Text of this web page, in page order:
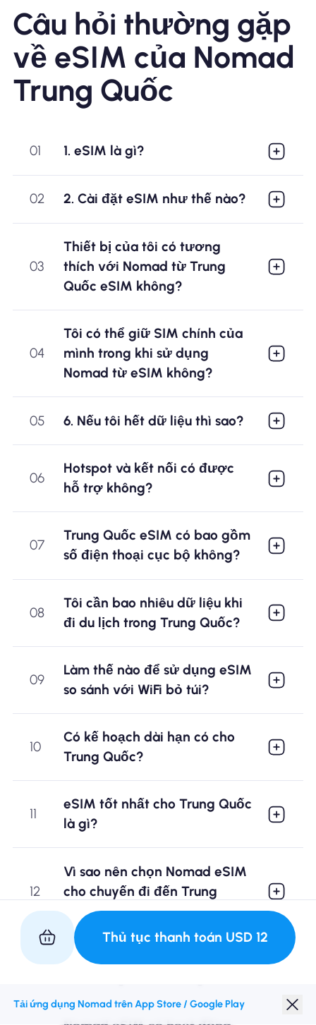
Câu hỏi thường gặp
về eSIM của Nomad
Trung Quốc
01 1. eSIM là gì?
02 2. Cài đặt eSIM như thế nào?
03
Thiết bị của tôi có tương
thích với Nomad từ Trung
Quốc eSIM không?
04
Tôi có thể giữ SIM chính của
mình trong khi sử dụng
Nomad từ eSIM không?
05 6. Nếu tôi hết dữ liệu thì sao?
06
Hotspot và kết nối có được
hỗ trợ không?
07
Trung Quốc eSIM có bao gồm
số điện thoại cục bộ không?
08
Tôi cần bao nhiêu dữ liệu khi
đi du lịch trong Trung Quốc?
09
Làm thế nào để sử dụng eSIM
so sánh với WiFi bỏ túi?
10
Có kế hoạch dài hạn có cho
Trung Quốc?
11
eSIM tốt nhất cho Trung Quốc
là gì?
12
Vì sao nên chọn Nomad eSIM
cho chuyến đi đến Trung
Quốc?
13
Nomad có phải là eSIM tốt
Thủ tục thanh toán USD 12
Tải ứng dụng Nomad trên App Store / Google Play